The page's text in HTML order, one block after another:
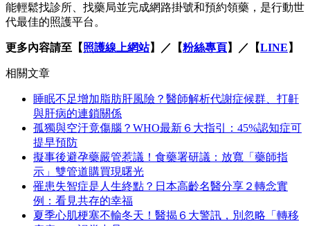
能輕鬆找診所、找藥局並完成網路掛號和預約領藥，是行動世
代最佳的照護平台。
更多內容請至【照護線上網站】／【粉絲專頁】／【LINE 】
相關文章
睡眠不足增加脂肪肝風險？醫師解析代謝症候群、打鼾
與肝病的連鎖關係
孤獨與空汙竟傷腦？WHO最新６大指引：45%認知症可
提早預防
擬事後避孕藥嚴管惹議！食藥署研議：放寬「藥師指
示」雙管道購買現曙光
罹患失智症是人生終點？日本高齡名醫分享２轉念實
例：看見共存的幸福
夏季心肌梗塞不輸冬天！醫揭６大警訊，別忽略「轉移